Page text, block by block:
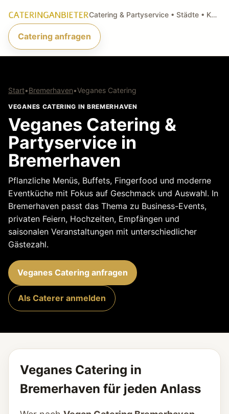
Catering & Partyservice • Städte • Küchenarten • Anfragen
Catering anfragen
Start•Bremerhaven•Veganes Catering
VEGANES CATERING IN BREMERHAVEN
Veganes Catering &
Partyservice in
Bremerhaven
Pflanzliche Menüs, Buffets, Fingerfood und moderne
Eventküche mit Fokus auf Geschmack und Auswahl. In
Bremerhaven passt das Thema zu Business-Events,
privaten Feiern, Hochzeiten, Empfängen und
saisonalen Veranstaltungen mit unterschiedlicher
Gästezahl.
Veganes Catering anfragen
Als Caterer anmelden
Veganes Catering in
Bremerhaven für jeden Anlass